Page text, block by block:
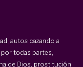
autos cazando a
todas partes,
de Dios, prostitución,